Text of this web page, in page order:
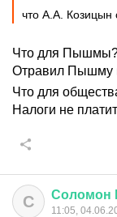
что А.А.
Что для
Отравил Пышму
Что для
Налоги не платит
С Соломон
11:05,